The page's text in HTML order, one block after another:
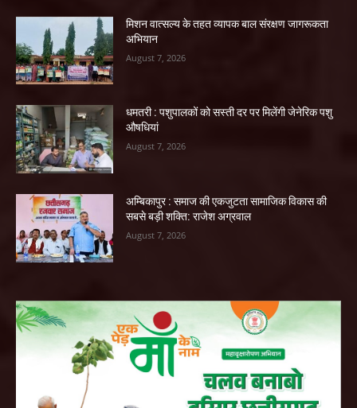
मिशन वात्सल्य के तहत व्यापक बाल संरक्षण जागरूकता
अभियान
August 7, 2026
धमतरी : पशुपालकों को सस्ती दर पर मिलेंगी जेनेरिक पशु
औषधियां
August 7, 2026
अम्बिकापुर : समाज की एकजुटता सामाजिक विकास की
सबसे बड़ी शक्ति: राजेश अग्रवाल
August 7, 2026